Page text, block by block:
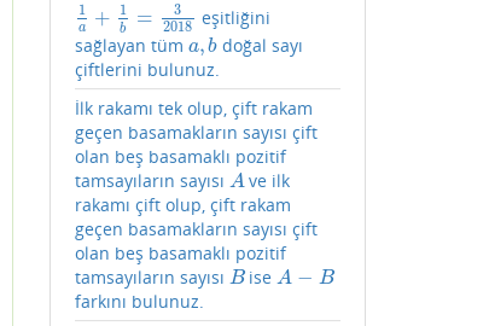
1
a + 1
b =
3
2018
1a +1 b= 32018
eşitliğini
sağlayan tüm a, b
a,b doğal sayı
çiftlerini bulunuz.
İlk rakamı tek olup, çift rakam
geçen basamakların sayısı çift
olan beş basamaklı pozitif
tamsayıların sayısı A
A ve ilk
rakamı çift olup, çift rakam
geçen basamakların sayısı çift
olan beş basamaklı pozitif
tamsayıların sayısı B
B iseA − B
A− B
farkını bulunuz.